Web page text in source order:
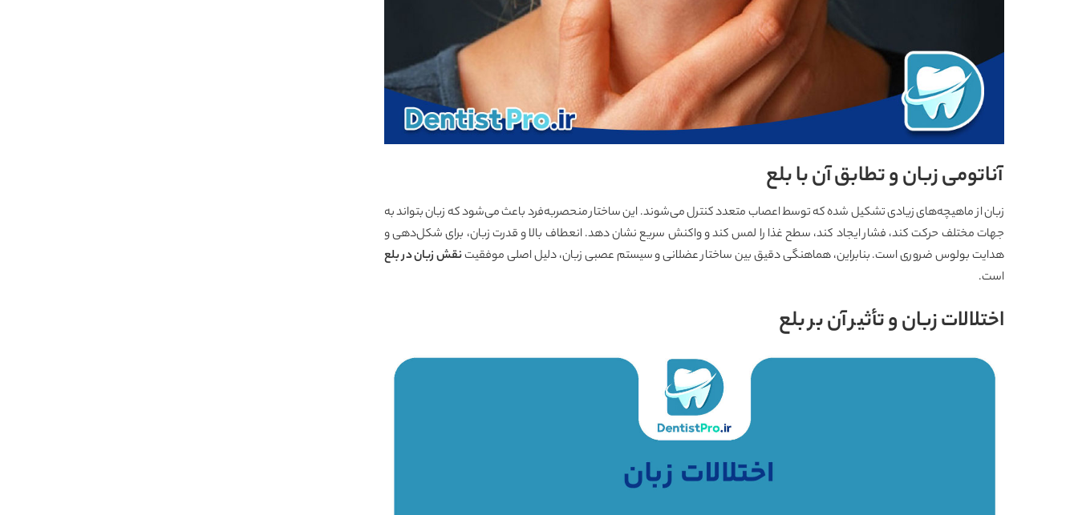
آناتومی زبان و تطابق آن با بلع
زبان از ماهیچه‌های زیادی تشکیل شده که توسط اعصاب متعدد کنترل می‌شوند. این ساختار منحصر‌به‌فرد باعث می‌شود که زبان بتواند به
جهات مختلف حرکت کند، فشار ایجاد کند، سطح غذا را لمس کند و واکنش سریع نشان دهد. انعطاف بالا و قدرت زبان، برای شکل‌دهی و
هدایت بولوس ضروری است. بنابراین، هماهنگی دقیق بین ساختار عضلانی و سیستم عصبی زبان، دلیل اصلی موفقیتنقش زبان در بلع
است.
اختلالات زبان و تأثیر آن بر بلع